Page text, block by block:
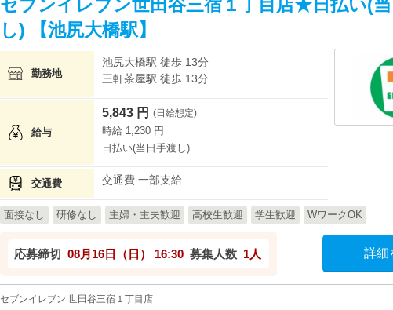
セブンイレブン世田谷三宿１丁目店★日払い(
し) 【池尻大橋駅】
勤務地
池尻大橋駅 徒歩 13分
三軒茶屋駅 徒歩 13分
給与
5,843 円 (日給想定)
時給 1,230 円
日払い(当日手渡し)
交通費 交通費 一部支給
面接なし 研修なし 主婦・主夫歓迎 高校生歓迎 学生歓迎 WワークOK
応募締切 08月16日（日） 16:30 募集人数 1人 詳細
セブンイレブン 世田谷三宿１丁目店